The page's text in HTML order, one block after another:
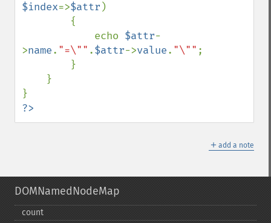
$index=>$attr )
            echo
$attr-
>name. "=\"" .$attr->value. "\"" ;
?>
＋ add a note
DOMNamedNodeMap
count